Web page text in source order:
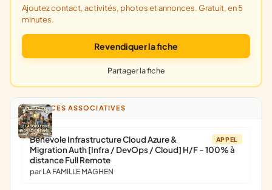
Ajoutez contact, activités, photos et annonces. Gratuit, en 5
minutes.
Revendiquer la fiche
Partager la fiche
ANNONCES ASSOCIATIVES
APPEL
Bénévole Infrastructure Cloud Azure &
Migration Auth [Infra / DevOps / Cloud] H/F - 100% à
distance Full Remote
par LA FAMILLE MAGHEN